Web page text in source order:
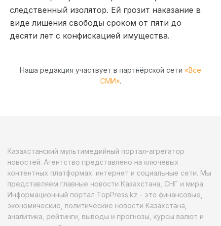
следственный изолятор. Ей грозит наказание в
виде лишения свободы сроком от пяти до
десяти лет с конфискацией имущества.
Наша редакция участвует в партнёрской сети «Все
СМИ».
Казахстанский мультимедийный портал-агрегатор
новостей. Агентство представлено на ключевых
контентных платформах: интернет и социальные сети. Мы
представляем главные новости Казахстана, СНГ и мира.
Информационный портал TopPress.kz - это финансовые,
экономические, политические новости Казахстана,
аналитика, рейтинги, выводы и прогнозы, курсы валют и